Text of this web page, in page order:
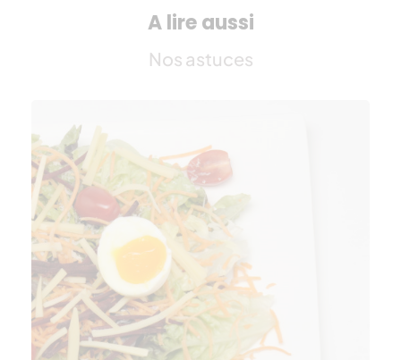
A lire aussi
Nos astuces